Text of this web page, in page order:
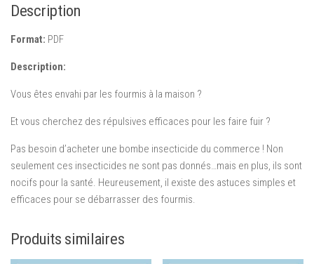
àDescription
Format: PDF
Description:
Vous êtes envahi par les fourmis à la maison ?
Et vous cherchez des répulsives efficaces pour les faire fuir ?
Pas besoin d’acheter une bombe insecticide du commerce ! Non
seulement ces insecticides ne sont pas donnés…mais en plus, ils sont
nocifs pour la santé. Heureusement, il existe des astuces simples et
efficaces pour se débarrasser des fourmis.
Produits similaires